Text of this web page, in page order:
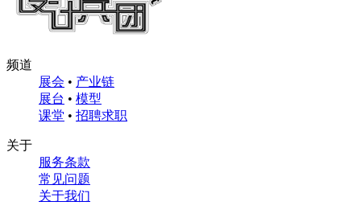
频道
展会 • 产业链
展台 • 模型
课堂 • 招聘求职
关于
服务条款
常见问题
关于我们